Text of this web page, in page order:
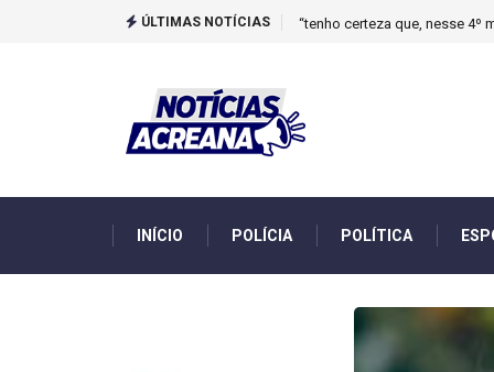
ÚLTIMAS NOTÍCIAS Novo boletim indica El Niño
INÍCIO POLÍCIA POLÍTICA